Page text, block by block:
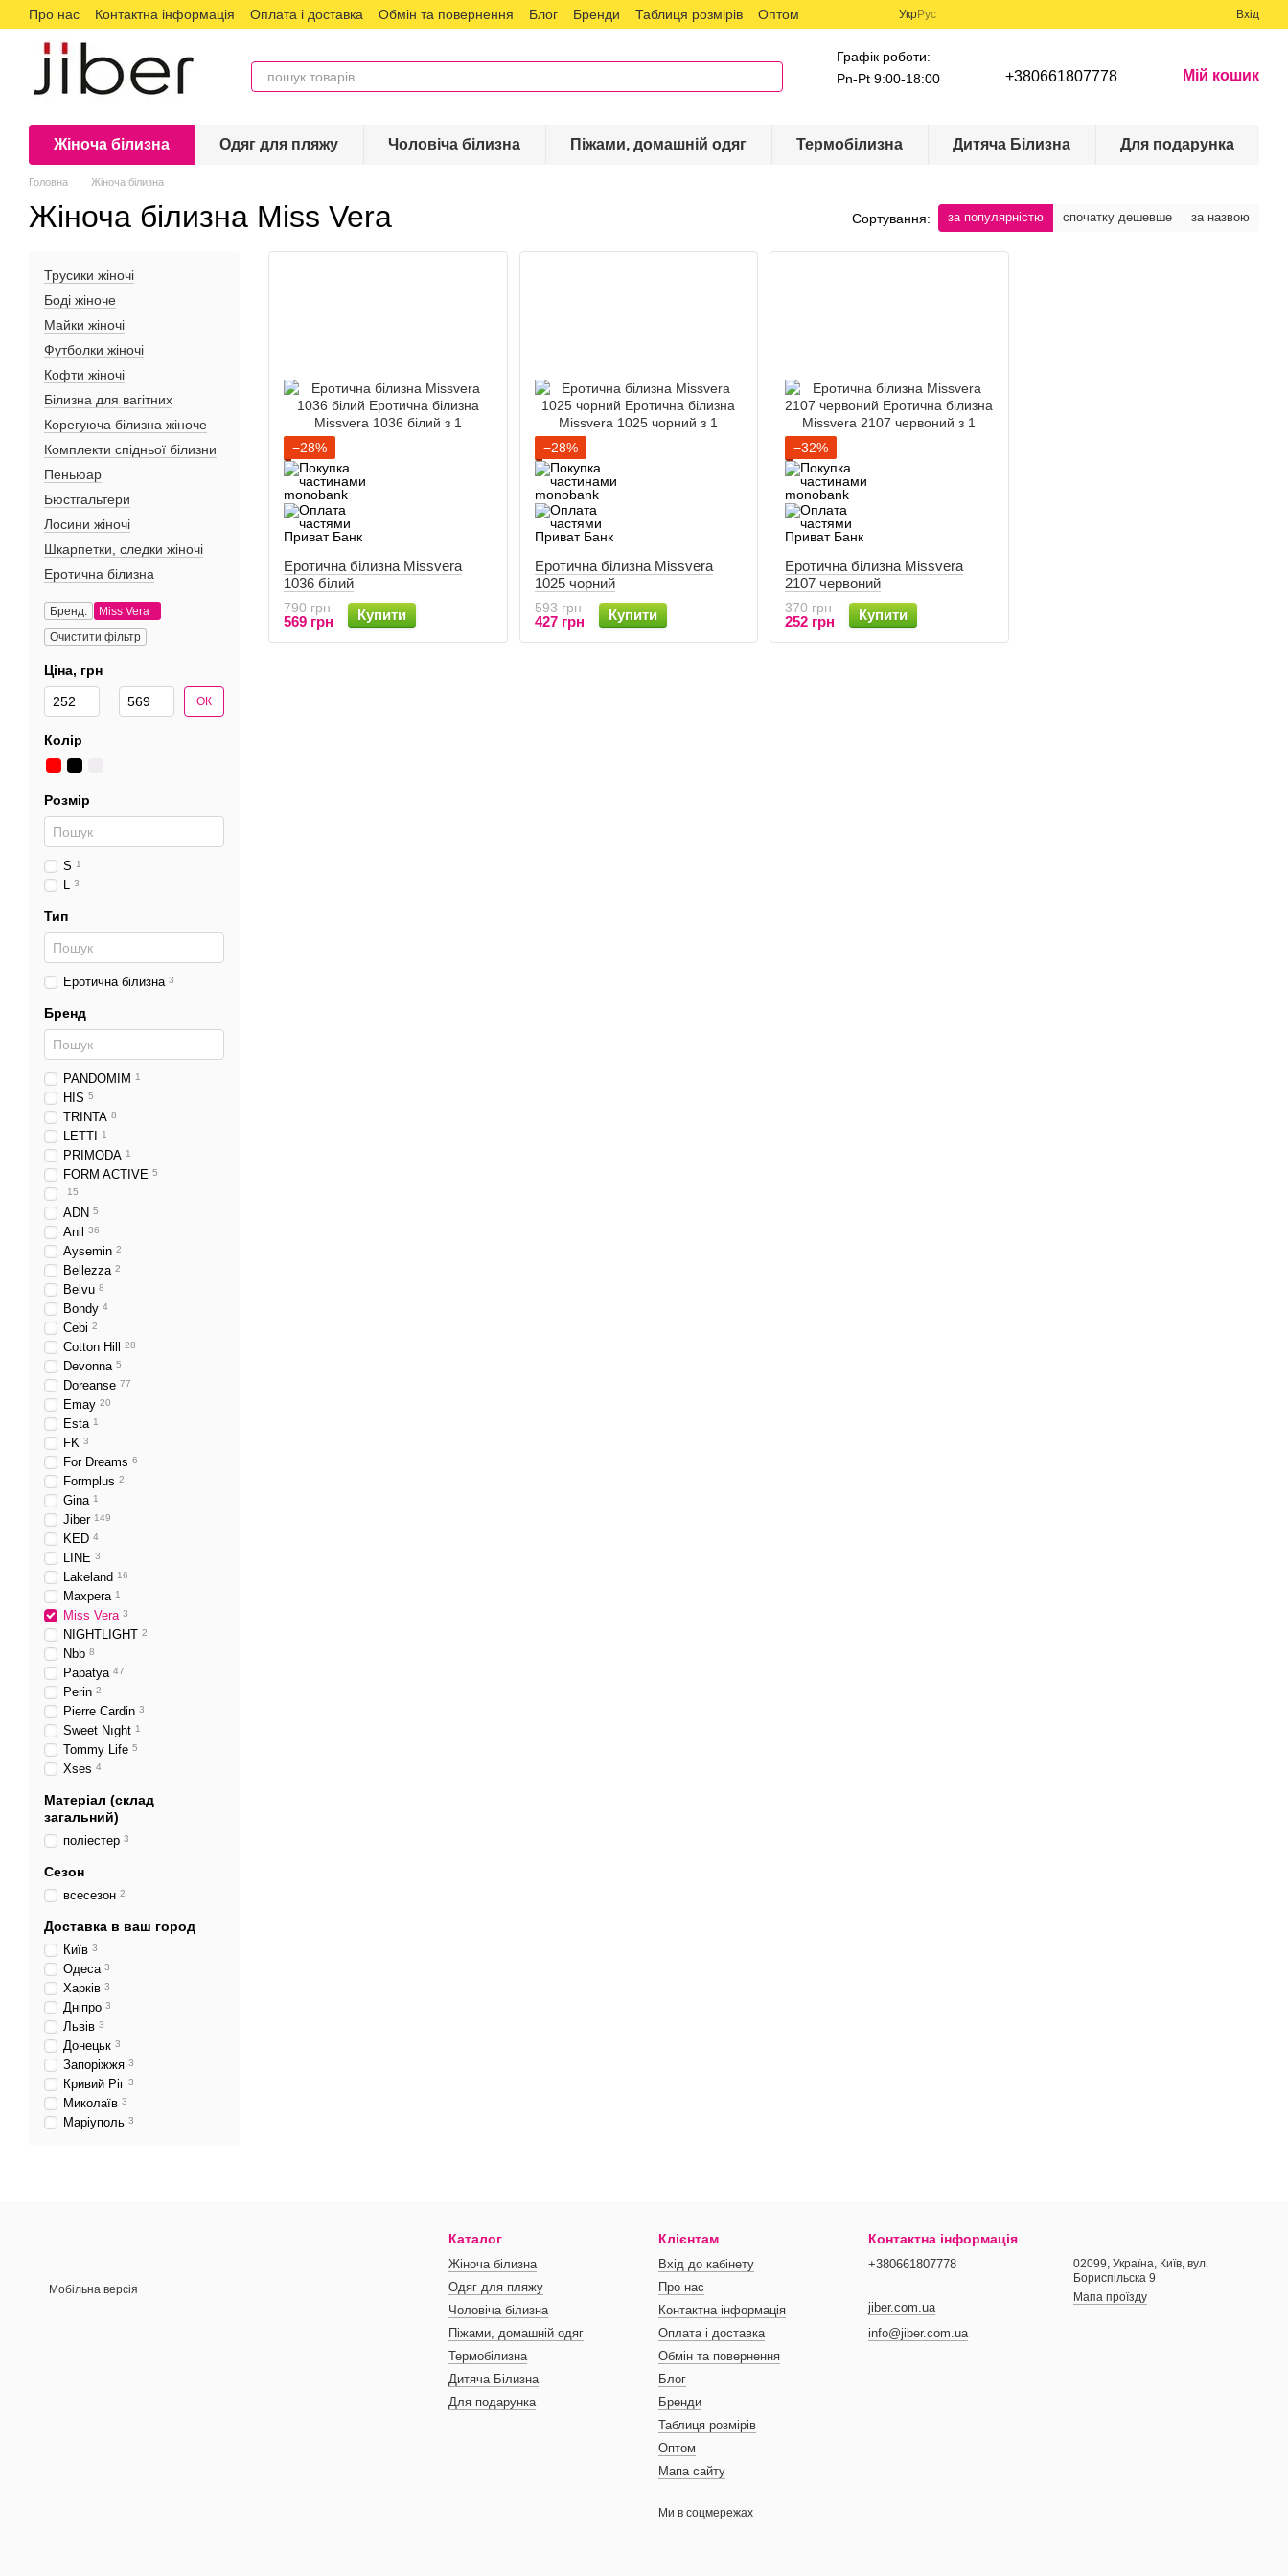
Перейти до основного контенту
Про нас Контактна інформація Оплата і доставка Обмін та повернення Блог Бренди Таблиця розмірів Оптом УкрРус Вхід
Графік роботи:
Pn-Pt 9:00-18:00
+380661807778 Мій кошик
Жіноча білизна Одяг для пляжу Чоловіча білизна Піжами, домашній одяг Термобілизна Дитяча Білизна Для подарунка
Головна Жіноча білизна
Жіноча білизна Miss Vera Сортування: за популярністю спочатку дешевше за назвою
−28%
Еротична білизна Missvera
1036 білий
790 грн
569 грн Купити
−28%
Еротична білизна Missvera
1025 чорний
593 грн
427 грн Купити
−32%
Еротична білизна Missvera
2107 червоний
370 грн
252 грн Купити
Трусики жіночі
Боді жіноче
Майки жіночі
Футболки жіночі
Кофти жіночі
Білизна для вагітних
Корегуюча білизна жіноче
Комплекти спідньої білизни
Пеньюар
Бюстгальтери
Лосини жіночі
Шкарпетки, следки жіночі
Еротична білизна
Бренд:
Miss Vera
Очистити фільтр
Ціна, грн
Від Ціна, грн
До Ціна, грн ОК
Колір
Розмір
S 1
L 3
Тип
Еротична білизна 3
Бренд
PANDOMIM 1
HIS 5
TRINTA 8
LETTI 1
PRIMODA 1
FORM ACTIVE 5
15
ADN 5
Anil 36
Aysemin 2
Bellezza 2
Belvu 8
Bondy 4
Cebi 2
Cotton Hill 28
Devonna 5
Doreanse 77
Emay 20
Esta 1
FK 3
For Dreams 6
Formplus 2
Gina 1
Jiber 149
KED 4
LINE 3
Lakeland 16
Maxpera 1
Miss Vera 3
NIGHTLIGHT 2
Nbb 8
Papatya 47
Perin 2
Pierre Cardin 3
Sweet Nıght 1
Tommy Life 5
Xses 4
Матеріал (склад
загальний)
поліестер 3
Сезон
всесезон 2
Доставка в ваш город
Київ 3
Одеса 3
Харків 3
Дніпро 3
Львів 3
Донецьк 3
Запоріжжя 3
Кривий Ріг 3
Миколаїв 3
Маріуполь 3
Мобільна версія
Каталог
Жіноча білизна
Одяг для пляжу
Чоловіча білизна
Піжами, домашній одяг
Термобілизна
Дитяча Білизна
Для подарунка
Клієнтам
Вхід до кабінету
Про нас
Контактна інформація
Оплата і доставка
Обмін та повернення
Блог
Бренди
Таблиця розмірів
Оптом
Мапа сайту
Ми в соцмережах
Контактна інформація
+380661807778
jiber.com.ua
info@jiber.com.ua
02099, Україна, Київ, вул.
Бориспільска 9
Мапа проїзду